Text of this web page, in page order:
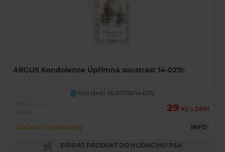
ARGUS Kondolence Úpřimná soustrast 14-027c
U Kód zboží: 55-071/00/14-027c
29 Kč s DPH
Dočasně vyprodaný INFO
PŘIDAT PRODUKT DO HLÍDACÍHO PSA